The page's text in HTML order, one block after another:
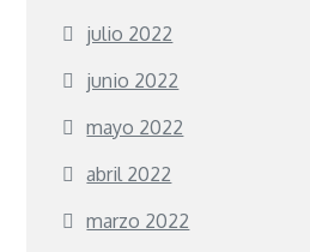
julio 2022
junio 2022
mayo 2022
abril 2022
marzo 2022